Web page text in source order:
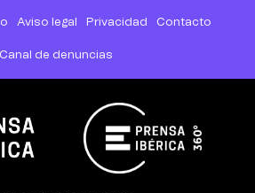
Aviso legal Privacidad Contacto
Canal de denuncias